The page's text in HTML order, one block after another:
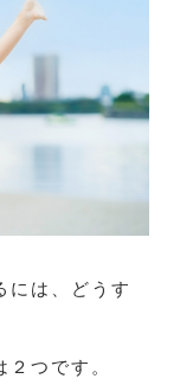
には、どうす
つです。